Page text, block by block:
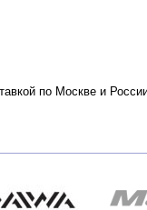
по Москве и